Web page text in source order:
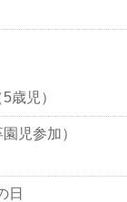
歳児）
児参加）
日